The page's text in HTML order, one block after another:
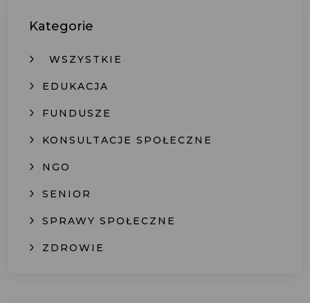
Kategorie
WSZYSTKIE
EDUKACJA
FUNDUSZE
KONSULTACJE SPOŁECZNE
NGO
SENIOR
SPRAWY SPOŁECZNE
ZDROWIE